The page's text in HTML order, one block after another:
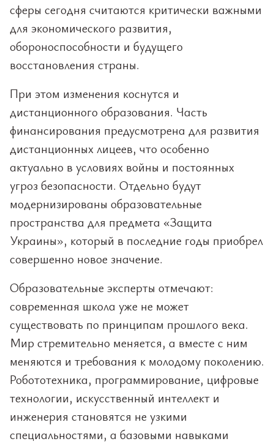
сферы сегодня считаются критически важными
для экономического развития,
обороноспособности и будущего
восстановления страны.
При этом изменения коснутся и
дистанционного образования. Часть
финансирования предусмотрена для развития
дистанционных лицеев, что особенно
актуально в условиях войны и постоянных
угроз безопасности. Отдельно будут
модернизированы образовательные
пространства для предмета «Защита
Украины», который в последние годы приобрел
совершенно новое значение.
Образовательные эксперты отмечают:
современная школа уже не может
существовать по принципам прошлого века.
Мир стремительно меняется, а вместе с ним
меняются и требования к молодому поколению.
Робототехника, программирование, цифровые
технологии, искусственный интеллект и
инженерия становятся не узкими
специальностями, а базовыми навыками